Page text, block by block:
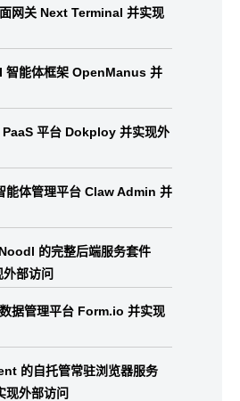
网关 Next Terminal 并实现
智能体框架 OpenManus 并
PaaS 平台 Dokploy 并实现外
能体管理平台 Claw Admin 并
的完整后端服务套件
部访问
据管理平台 Form.io 并实现
的自托管常驻浏览器服务
外部访问